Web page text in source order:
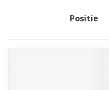
Sorteer op: